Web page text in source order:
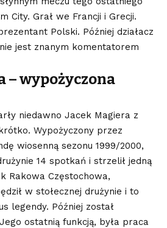
City. Grał we Francji i Grecji.
Polski. Później działacz
jest znanym komentatorem
– wypożyczona
niedawno Jacek Magiera z
Wypożyczony przez
wiosenną sezonu 1999/2000,
14 spotkań i strzelił jedną
Rakowa Częstochowa,
w stołecznej drużynie i to
legendy. Później został
ostatnią funkcją, była praca